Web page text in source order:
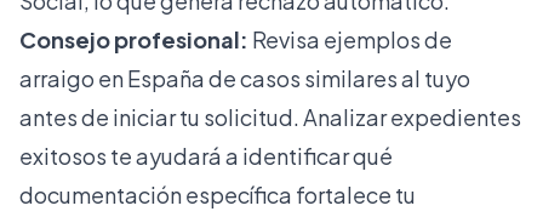
Consejo profesional: Revisa ejemplos de
arraigo en Españade casos similares al tuyo
antes de iniciar tu solicitud. Analizar expedientes
exitosos te ayudará a identificar qué
documentación específica fortalece tu